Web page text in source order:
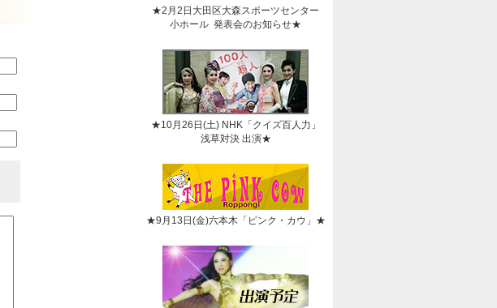
★2月2日大田区大森スポーツセンター
小ホール 発表会のお知らせ★
★10月26日(土) NHK「クイズ百人力」
浅草対決 出演★
★9月13日(金)六本木「ピンク・カウ」★